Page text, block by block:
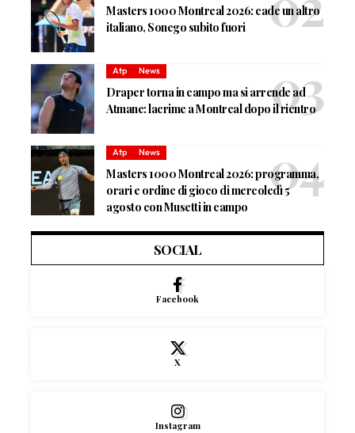
Masters 1000 Montreal 2026: cade un altro
italiano, Sonego subito fuori
Atp News
Draper torna in campo ma si arrende ad
Atmane: lacrime a Montreal dopo il rientro
Atp News
Masters 1000 Montreal 2026: programma,
orari e ordine di gioco di mercoledì 5
agosto con Musetti in campo
SOCIAL
Facebook
X
Instagram